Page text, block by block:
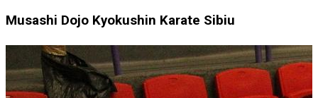
Musashi Dojo Kyokushin Karate Sibiu